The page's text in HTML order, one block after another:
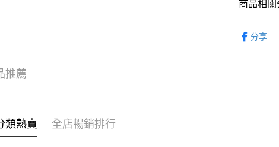
WeChat
送貨方式
商品相關
分享
推薦
類熱賣 全店暢銷排行